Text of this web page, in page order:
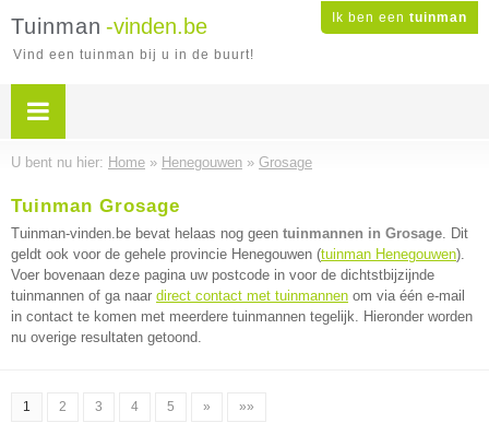
Ik ben een tuinman
Tuinman -vinden.be
Vind een tuinman bij u in de buurt!
U bent nu hier: Home » Henegouwen » Grosage
Tuinman Grosage
Tuinman-vinden.be bevat helaas nog geen tuinmannen in Grosage. Dit
geldt ook voor de gehele provincie Henegouwen (tuinman Henegouwen).
Voer bovenaan deze pagina uw postcode in voor de dichtstbijzijnde
tuinmannen of ga naar direct contact met tuinmannen om via één e-mail
in contact te komen met meerdere tuinmannen tegelijk. Hieronder worden
nu overige resultaten getoond.
1 2 3 4 5 » »»